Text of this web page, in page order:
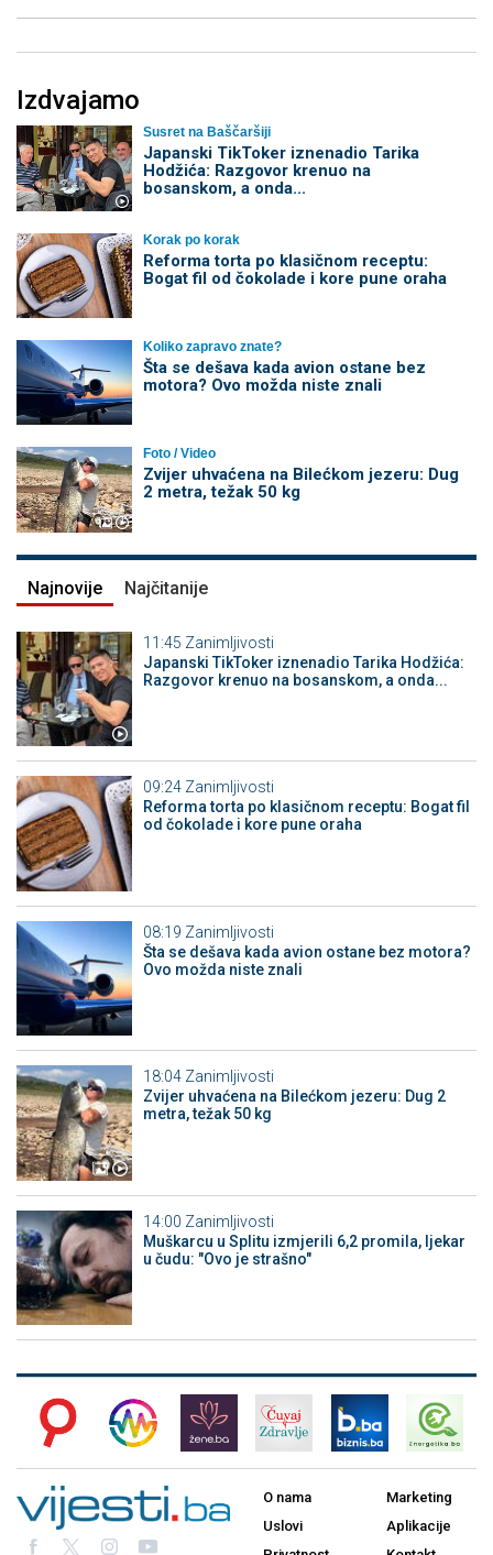
Izdvajamo
Susret na Baščaršiji
Japanski TikToker iznenadio Tarika
Hodžića: Razgovor krenuo na
bosanskom, a onda...
Korak po korak
Reforma torta po klasičnom receptu:
Bogat fil od čokolade i kore pune oraha
Koliko zapravo znate?
Šta se dešava kada avion ostane bez
motora? Ovo možda niste znali
Foto / Video
Zvijer uhvaćena na Bilećkom jezeru: Dug
2 metra, težak 50 kg
Najnovije Najčitanije
11:45 Zanimljivosti
Japanski TikToker iznenadio Tarika Hodžića:
Razgovor krenuo na bosanskom, a onda...
09:24 Zanimljivosti
Reforma torta po klasičnom receptu: Bogat fil
od čokolade i kore pune oraha
08:19 Zanimljivosti
Šta se dešava kada avion ostane bez motora?
Ovo možda niste znali
18:04 Zanimljivosti
Zvijer uhvaćena na Bilećkom jezeru: Dug 2
metra, težak 50 kg
14:00 Zanimljivosti
Muškarcu u Splitu izmjerili 6,2 promila, ljekar
u čudu: "Ovo je strašno"
O nama
Uslovi
Marketing
Aplikacije